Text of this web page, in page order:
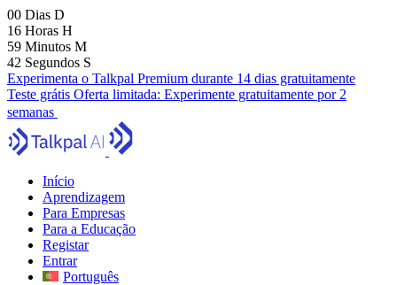
00 Dias D
16 Horas H
59 Minutos M
41 Segundos S
Experimenta o Talkpal Premium durante 14 dias gratuitamente
Teste grátis Oferta limitada: Experimente gratuitamente por 2
semanas
Início
Aprendizagem
Para Empresas
Para a Educação
Registar
Entrar
Português